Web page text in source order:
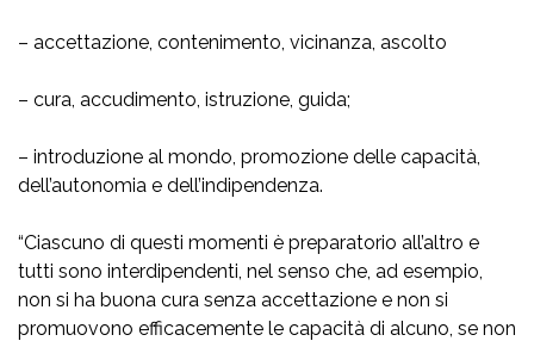
– accettazione, contenimento, vicinanza, ascolto
– cura, accudimento, istruzione, guida;
– introduzione al mondo, promozione delle capacità,
dell’autonomia e dell’indipendenza.
“Ciascuno di questi momenti è preparatorio all’altro e
tutti sono interdipendenti, nel senso che, ad esempio,
non si ha buona cura senza accettazione e non si
promuovono efficacemente le capacità di alcuno, se non